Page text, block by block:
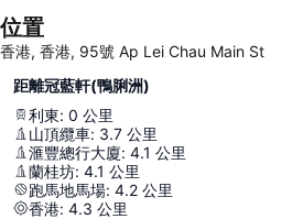
位置
香港, 香港, 95號 Ap Lei Chau Main St
距離冠藍軒(鴨脷洲)
利東: 0 公里
山頂纜車: 3.7 公里
滙豐總行大廈: 4.1 公里
蘭桂坊: 4.1 公里
跑馬地馬場: 4.2 公里
香港: 4.3 公里